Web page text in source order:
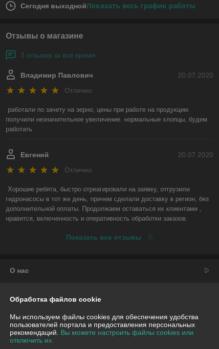
Сегодня выходнойПоказать весь график работы
Отзывы о магазине
3 отзывов за всё время
20.07.2020
Владимир Павлович
Отлично
работали по зачету на зерно, цены при работе на продукцию
получили незначительное увеличение. нормальные хлопцы, будем
работать
20.07.2020
Евгений
Отлично
Хорошие ребята, быстро отреагировали на заявку, отгрузили
гидронасосы в тот же день, причем сделали доставку в регион, без
дополнительной оплаты. Продолжаем оставаться их клиентами ,
нравится, включенность и оперативность обработки заказов.
Показать все отзывы
О нас
Доставка и оплата
График работы
Обработка файлов cookie
Мы используем файлы cookies для обеспечения удобства
пользователей портала и предоставления персональных
рекомендаций. Вы можете настроить файлы cookies или
отключить их.